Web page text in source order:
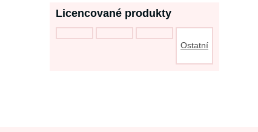
Licencované produkty
Ostatní